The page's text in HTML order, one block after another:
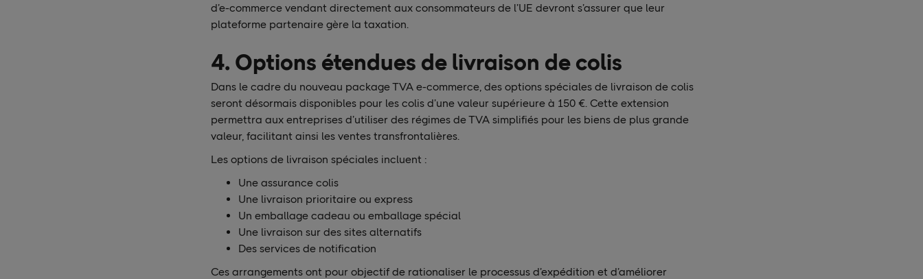
d’e-commerce vendant directement aux consommateurs de l’UE devront s’assurer que leur
plateforme partenaire gère la taxation.
4. Options étendues de livraison de colis
Dans le cadre du nouveau package TVA e-commerce, des options spéciales de livraison de colis
seront désormais disponibles pour les colis d’une valeur supérieure à 150 €. Cette extension
permettra aux entreprises d’utiliser des régimes de TVA simplifiés pour les biens de plus grande
valeur, facilitant ainsi les ventes transfrontalières.
Les options de livraison spéciales incluent :
Une assurance colis
Une livraison prioritaire ou express
Un emballage cadeau ou emballage spécial
Une livraison sur des sites alternatifs
Des services de notification
Ces arrangements ont pour objectif de rationaliser le processus d’expédition et d’améliorer